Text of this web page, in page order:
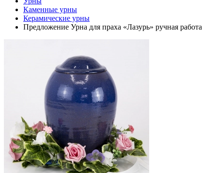
Каменные урны
Керамические урны
Предложение Урна для праха «Лазурь» ручная работа